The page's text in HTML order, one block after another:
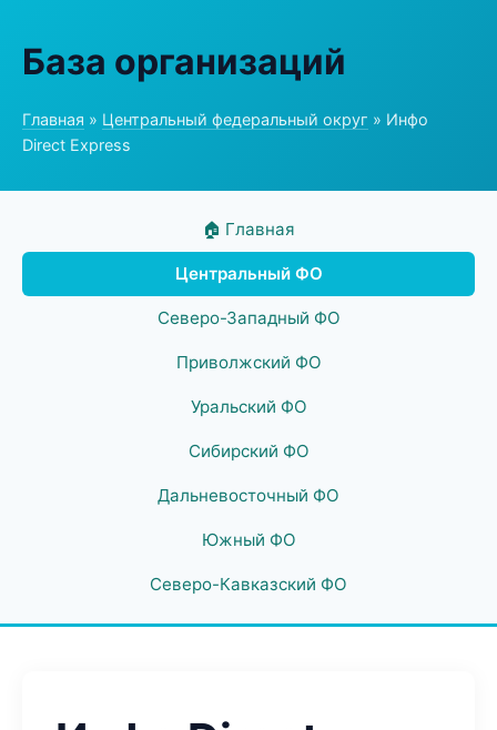
База организаций
Главная » Центральный федеральный округ » Инфо
Direct Express
🏠 Главная
Центральный ФО
Северо-Западный ФО
Приволжский ФО
Уральский ФО
Сибирский ФО
Дальневосточный ФО
Южный ФО
Северо-Кавказский ФО